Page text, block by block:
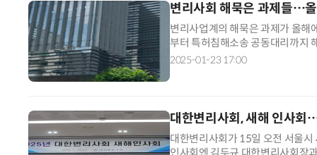
변리사회 해묵은 과제들…
변리사업계의 해묵은 과제가 올해
부터 특허침해소송 공동대리까지
사 322명을 대상으로 신년 설문조
2025-01-23 17:00
대한변리사회, 새해 인사회
대한변리사회가 15일 오전 서울